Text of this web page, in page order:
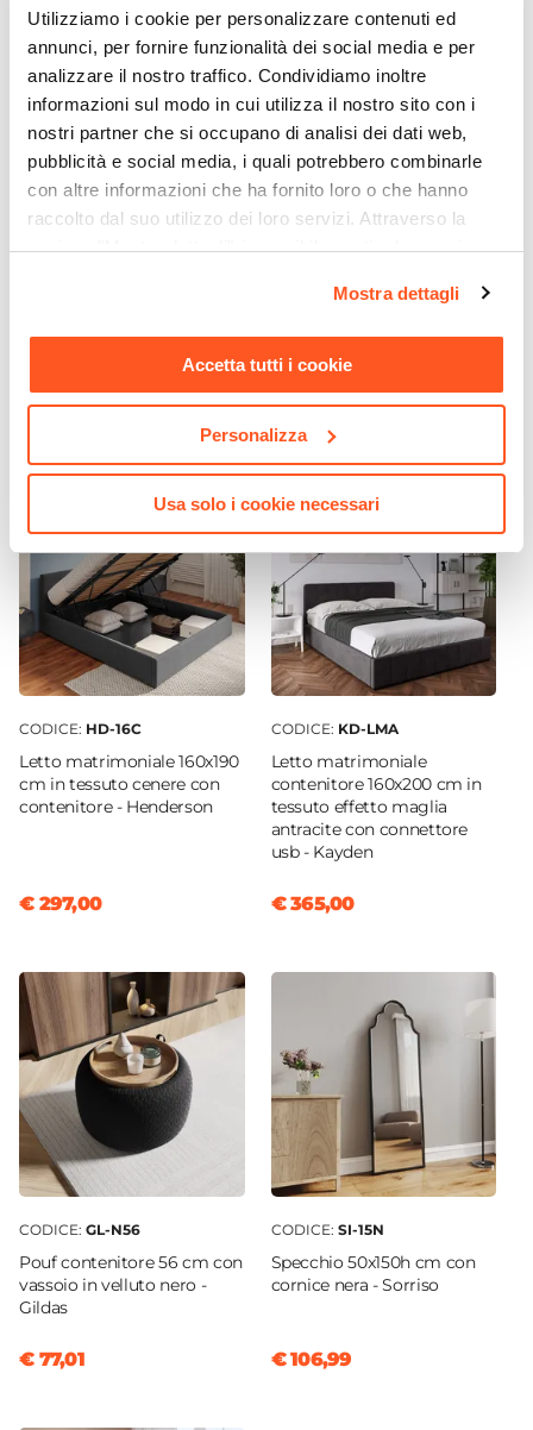
Utilizziamo i cookie per personalizzare contenuti ed
annunci, per fornire funzionalità dei social media e per
analizzare il nostro traffico. Condividiamo inoltre
informazioni sul modo in cui utilizza il nostro sito con i
nostri partner che si occupano di analisi dei dati web,
pubblicità e social media, i quali potrebbero combinarle
con altre informazioni che ha fornito loro o che hanno
raccolto dal suo utilizzo dei loro servizi. Attraverso la
sezione "Mostra dettagli" è possibile gestire le proprie
momento. Per maggiori informazioni si invita a leggere la
nostraCookie Policy.
Mostra dettagli
Accetta tutti i cookie
Personalizza
Usa solo i cookie necessari
Nero
Verniciatura
Verniciatura a polvere
CODICE:BL-8GR
€ 58,00
CODICE:FY-S4N
Specchio da interno
reversibile 80x40 cm con
€ 72,00
CODICE: HD-16C
Letto matrimoniale 160x190
cm in tessuto cenere con
contenitore - Henderson
€ 297,00
CODICE: KD-LMA
Letto matrimoniale
contenitore 160x200 cm in
tessuto effetto maglia
antracite con connettore
usb - Kayden
€ 365,00
CODICE: GL-N56
Pouf contenitore 56 cm con
vassoio in velluto nero -
Gildas
€ 77,01
CODICE: SI-15N
Specchio 50x150h cm con
cornice nera - Sorriso
€ 106,99